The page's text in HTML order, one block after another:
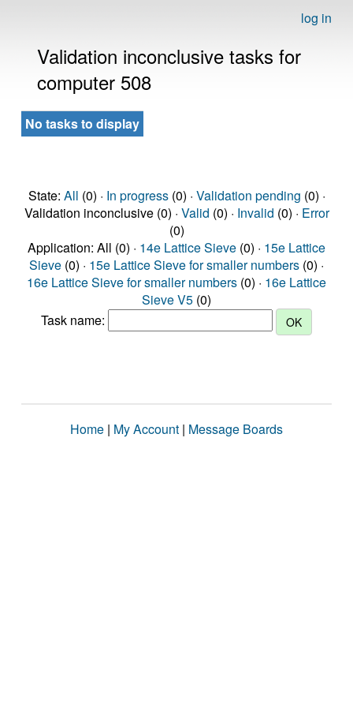
log in
Validation inconclusive tasks for
computer 508
No tasks to display
State: All (0) · In progress(0) · Validation pending (0) ·
Validation inconclusive (0) · Valid (0) · Invalid (0) · Error
(0)
Application: All (0) · 14e Lattice Sieve (0) · 15e Lattice
Sieve (0) · 15e Lattice Sieve for smaller numbers (0) ·
16e Lattice Sieve for smaller numbers (0) · 16e Lattice
Sieve V5 (0)
Task name:
Home | My Account | Message Boards